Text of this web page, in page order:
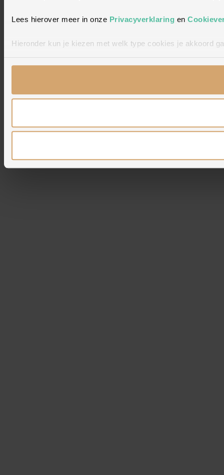
Lees hierover meer in onze Privacyverklaring en
Hieronder kun je kiezen met welk type cookies je akkoord